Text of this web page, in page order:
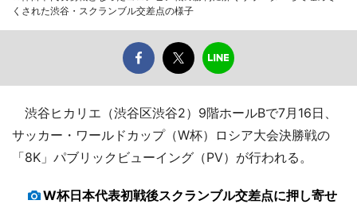
くされた渋谷・スクランブル交差点の様子
渋谷ヒカリエ（渋谷区渋谷2）9階ホールBで7月16日、
サッカー・ワールドカップ（W杯）ロシア大会決勝戦の
「8K」パブリックビューイング（PV）が行われる。
W杯日本代表初戦後スクランブル交差点に押し寄せ